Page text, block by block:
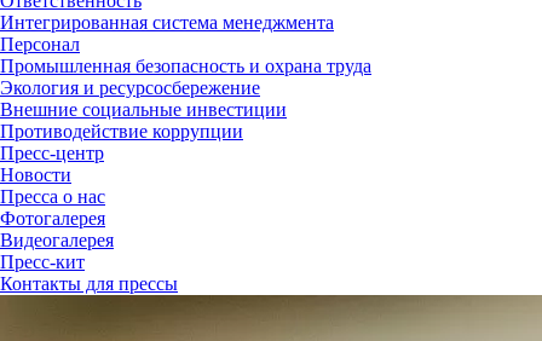
Интегрированная система менеджмента
Персонал
Промышленная безопасность и охрана труда
Экология и ресурсосбережение
Внешние социальные инвестиции
Противодействие коррупции
Пресс-центр
Новости
Пресса о нас
Фотогалерея
Видеогалерея
Пресс-кит
Контакты для прессы